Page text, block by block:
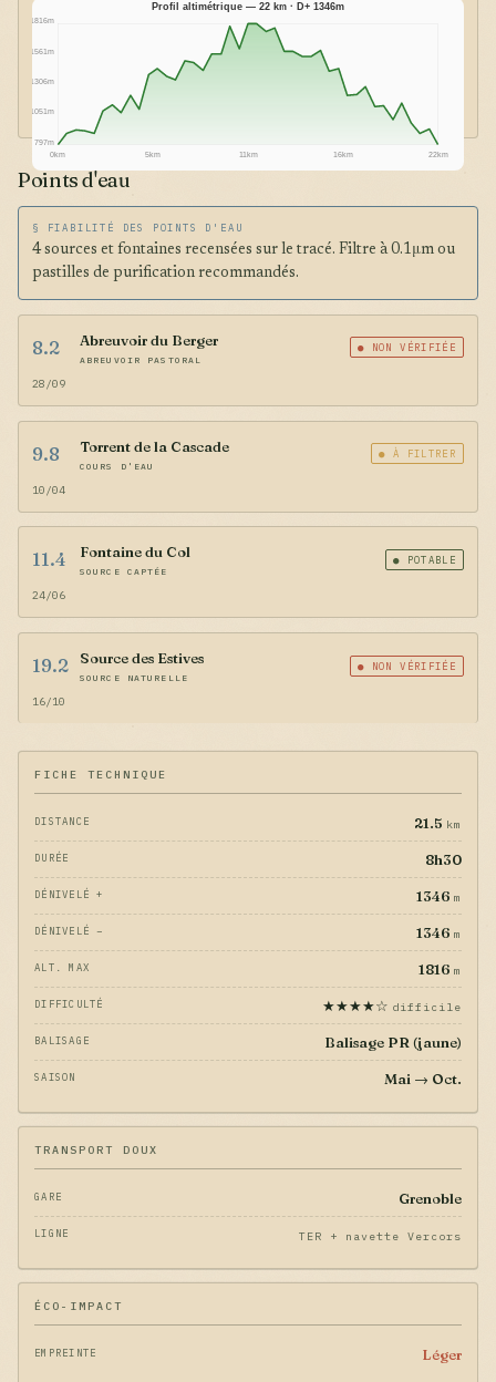
797m
1051m
1306m
1561m
1816m
0km 5km 11km 16km 22km
Profil altimétrique — 22 km · D+ 1346m
Points d'eau
§ FIABILITÉ DES POINTS D'EAU
4 sources et fontaines recensées sur le tracé. Filtre à 0.1μm ou
pastilles de purification recommandés.
8.2 Abreuvoir du Berger
ABREUVOIR PASTORAL
● NON VÉRIFIÉE
28/09
9.8 Torrent de la Cascade
COURS D'EAU
● À FILTRER
10/04
11.4 Fontaine du Col
SOURCE CAPTÉE
● POTABLE
24/06
19.2 Source des Estives
SOURCE NATURELLE
● NON VÉRIFIÉE
16/10
FICHE TECHNIQUE
DISTANCE 21.5 km
DURÉE 8h30
DÉNIVELÉ + 1346 m
DÉNIVELÉ − 1346 m
ALT. MAX 1816 m
DIFFICULTÉ ★★★★☆ difficile
BALISAGE Balisage PR (jaune)
SAISON Mai → Oct.
TRANSPORT DOUX
GARE Grenoble
LIGNE TER + navette Vercors
ÉCO-IMPACT
EMPREINTE Léger